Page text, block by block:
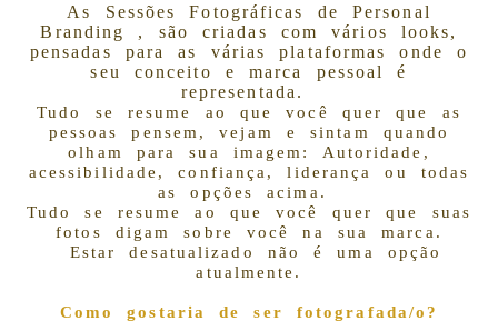
As Sessões Fotográficas de Personal
Branding , são criadas com vários looks,
pensadas para as várias plataformas onde o
seu conceito e marca pessoal é
representada.
Tudo se resume ao que você quer que as
pessoas pensem, vejam e sintam quando
olham para sua imagem: Autoridade,
acessibilidade, confiança, liderança ou todas
as opções acima.
Tudo se resume ao que você quer que suas
fotos digam sobre você na sua marca.
Estar desatualizado não é uma opção
atualmente.
Como gostaria de ser fotografada/o?